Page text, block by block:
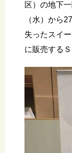
区）の地下
（水）から
失ったスイ
に販売する